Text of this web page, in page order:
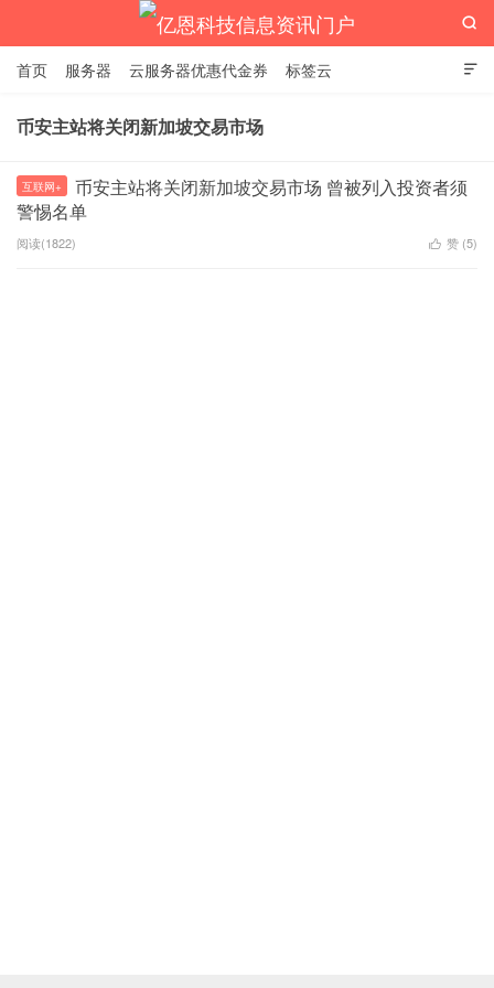
亿恩科技信息资讯门户

首页 服务器 云服务器优惠代金券 标签云

币安主站将关闭新加坡交易市场
互联网+
币安主站将关闭新加坡交易市场 曾被列入投资者须
警惕名单
阅读(1822)  赞 (5)